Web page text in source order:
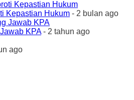
Kepastian Hukum - 2 bulan ago
KPA- 2 tahun ago
ago